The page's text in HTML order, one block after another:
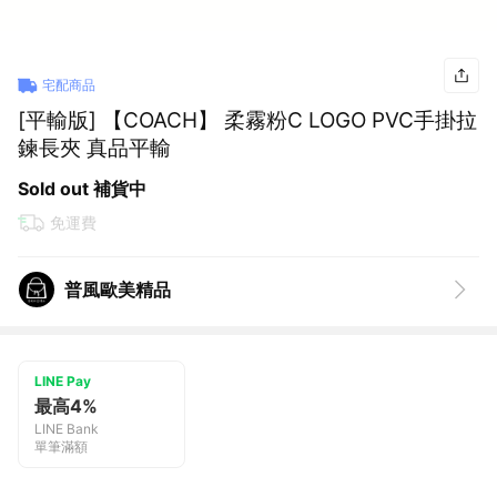
宅配商品
[平輸版] 【COACH】 柔霧粉C LOGO PVC手掛拉
鍊長夾 真品平輸
Sold out 補貨中
免運費
普風歐美精品
LINE Pay
最高4%
LINE Bank
單筆滿額